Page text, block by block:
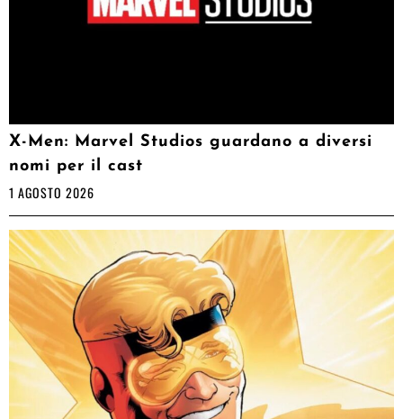
X-Men: Marvel Studios guardano a diversi
nomi per il cast
1 AGOSTO 2026